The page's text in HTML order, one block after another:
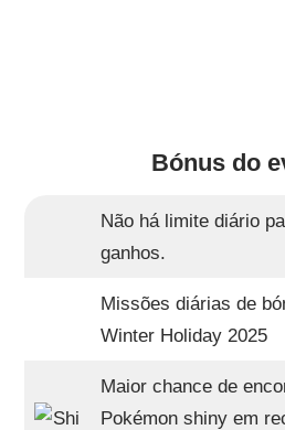
Bónus do
Não há limite diário
ganhos.
Missões diárias de
Winter Holiday 2025
Maior chance de
Pokémon shiny em